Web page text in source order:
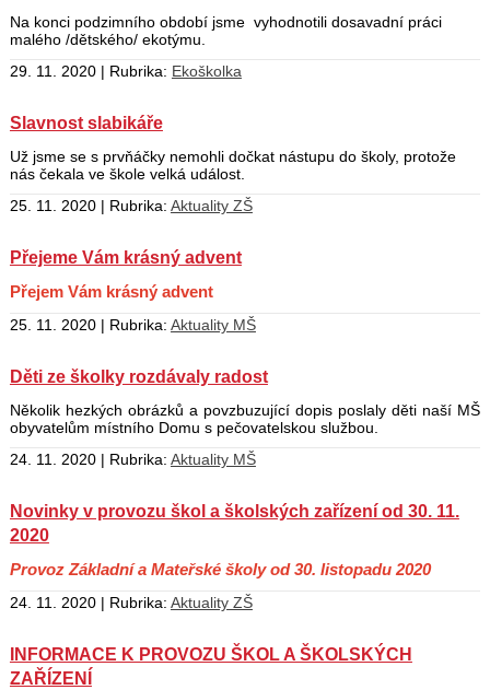
Na konci podzimního období jsme vyhodnotili dosavadní práci
malého /dětského/ ekotýmu.
29. 11. 2020 | Rubrika: Ekoškolka
Slavnost slabikáře
Už jsme se s prvňáčky nemohli dočkat nástupu do školy, protože
nás čekala ve škole velká událost.
25. 11. 2020 | Rubrika: Aktuality ZŠ
Přejeme Vám krásný advent
Přejem Vám krásný advent
25. 11. 2020 | Rubrika: Aktuality MŠ
Děti ze školky rozdávaly radost
Několik hezkých obrázků a povzbuzující dopis poslaly děti naší MŠ
obyvatelům místního Domu s pečovatelskou službou.
24. 11. 2020 | Rubrika: Aktuality MŠ
Novinky v provozu škol a školských zařízení od 30. 11.
2020
Provoz Základní a Mateřské školy od 30. listopadu 2020
24. 11. 2020 | Rubrika: Aktuality ZŠ
INFORMACE K PROVOZU ŠKOL A ŠKOLSKÝCH
ZAŘÍZENÍ